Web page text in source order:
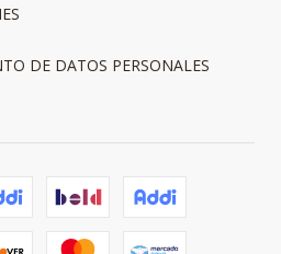
DE DATOS PERSONALES